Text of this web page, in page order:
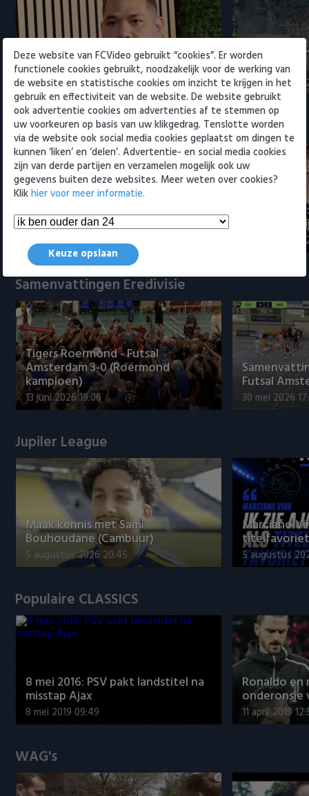
Maduro positief over
ontwikkelingen bij Ajax
5 augustus 2026 15:00
- NEC 0-0
5 augustus
Eredivisie
Maak kennis met Sami
Bouhoudane (Cambuur)
5 augustus 2026 20:45
Joris
Ahead te
5 augustus
Samenvattingen Eredivisie
Tigers Roermond - Futsal
Amsterdam 3-0 (Roermond
kampioen)
13 juni 2026 19:06
Futsal
30 mei 2026
Jupiler League
Maak kennis met Sami
Bouhoudane (Cambuur)
5 augustus 2026 20:45
Marciano
5 augustus
Populaire CLASSICS
8 mei 2016: PSV pakt landstitel na
misstap Ajax
8 mei 2019 09:49
Ronaldo
onderonsje
11 april 2019
WAG's
Deze website van FCVideo gebruikt “cookies”. Er worden
functionele cookies gebruikt, noodzakelijk voor de werking van
de website en statistische cookies om inzicht te krijgen in het
gebruik en effectiviteit van de website. De website gebruikt
ook advertentie cookies om advertenties af te stemmen op
uw voorkeuren op basis van uw klikgedrag. Tenslotte worden
via de website ook social media cookies geplaatst om dingen te
kunnen ‘liken’ en ‘delen’. Advertentie- en social media cookies
zijn van derde partijen en verzamelen mogelijk ook uw
gegevens buiten deze websites. Meer weten over cookies?
Klikhier voor meer informatie.
Keuze opslaan